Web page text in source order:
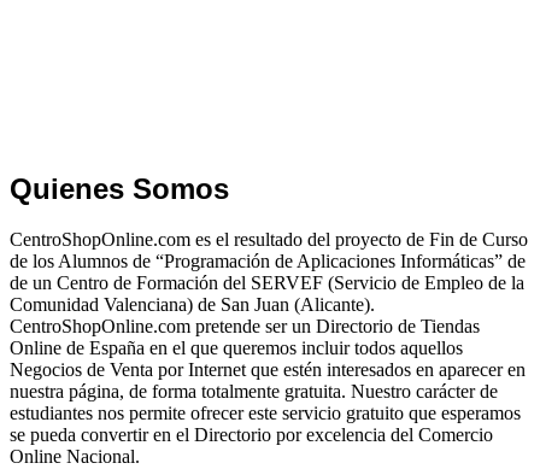
Quienes Somos
CentroShopOnline.com es el resultado del proyecto de Fin de Curso
de los Alumnos de “Programación de Aplicaciones Informáticas” de
de un Centro de Formación del SERVEF (Servicio de Empleo de la
Comunidad Valenciana) de San Juan (Alicante).
CentroShopOnline.com pretende ser un Directorio de Tiendas
Online de España en el que queremos incluir todos aquellos
Negocios de Venta por Internet que estén interesados en aparecer en
nuestra página, de forma totalmente gratuita. Nuestro carácter de
estudiantes nos permite ofrecer este servicio gratuito que esperamos
se pueda convertir en el Directorio por excelencia del Comercio
Online Nacional.